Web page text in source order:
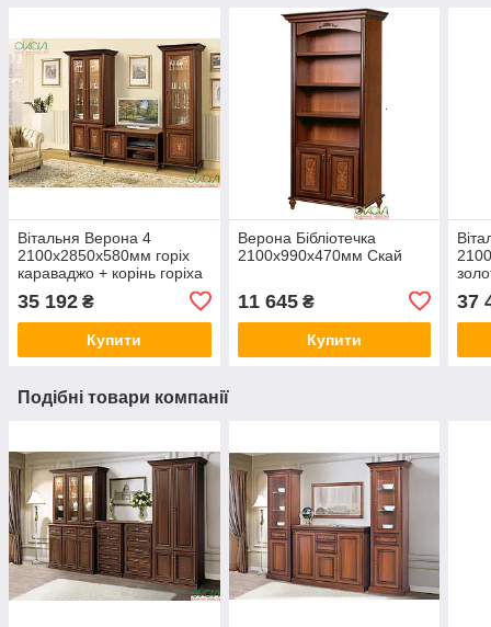
Вітальня Верона 4
2100х2850х580мм горіх
караваджо + корінь горіха
35 192 ₴
Купити
Верона Бібліотечка
2100х990х470мм Скай
11 645₴
Купити
37
Подібні товари компанії